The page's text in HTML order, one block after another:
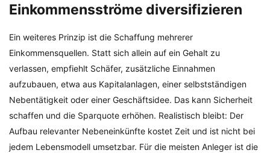
Einkommensströme diversifizieren
Ein weiteres Prinzip ist die Schaffung mehrerer
Einkommensquellen. Statt sich allein auf ein Gehalt zu
verlassen, empfiehlt Schäfer, zusätzliche Einnahmen
aufzubauen, etwa aus Kapitalanlagen, einer selbstständigen
Nebentätigkeit oder einer Geschäftsidee. Das kann Sicherheit
schaffen und die Sparquote erhöhen. Realistisch bleibt: Der
Aufbau relevanter Nebeneinkünfte kostet Zeit und ist nicht bei
jedem Lebensmodell umsetzbar. Für die meisten Anleger ist die